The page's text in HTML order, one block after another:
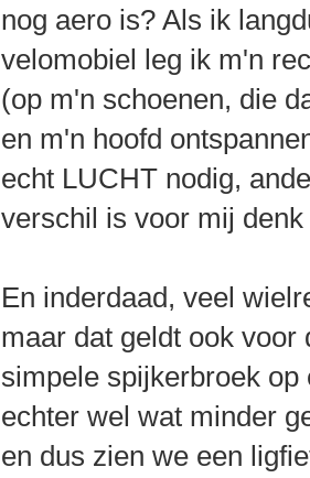
nog aero is? Als ik
velomobiel leg ik m'n
(op m'n schoenen, die
en m'n hoofd
echt LUCHT nodig,
verschil is voor mij
En inderdaad, veel
maar dat geldt ook
simpele spijkerbroek
echter wel wat minder
en dus zien we een